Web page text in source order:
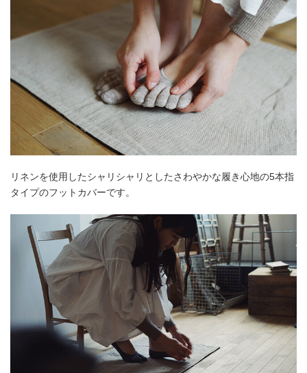
リネンを使用したシャリシャリとしたさわやかな履き心地の5本指
タイプのフットカバーです。